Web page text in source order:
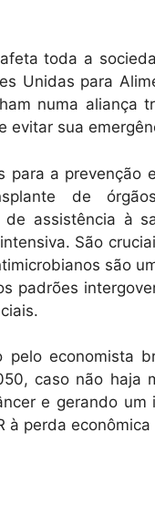
toda a
Unidas para
numa aliança
evitar sua
para a
de
assistência à
São
são
padrões
economista
caso não haja
e gerando
à perda